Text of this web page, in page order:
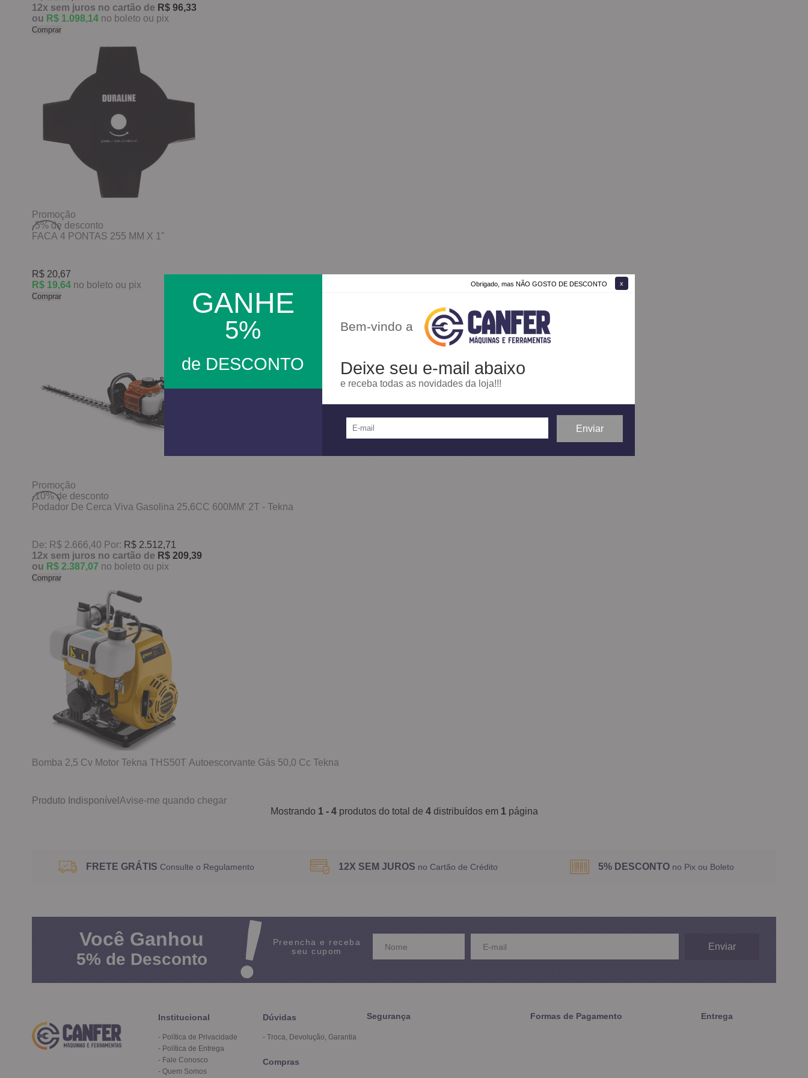
Obrigado, mas NÃO GOSTO DE DESCONTO
GANHE
5%
de DESCONTO
Bem-vindo a
Deixe seu e-mail abaixo
e receba todas as novidades da loja!!!
12x sem jurosno cartãodeR$ 96,33
ou R$ 1.098,14 no boleto ou pix
Comprar
Promoção
-5% de desconto
FACA 4 PONTAS 255 MM X 1"
R$ 20,67
R$ 19,64
no boleto ou pix
Comprar
Promoção
-10% de desconto
Podador De Cerca Viva Gasolina 25,6CC 600MM' 2T - Tekna
De: R$ 2.666,40 Por: R$ 2.512,71
12x sem jurosno cartãodeR$ 209,39
ou R$ 2.387,07 no boleto ou pix
Comprar
Bomba 2,5 Cv Motor Tekna THS50T Autoescorvante Gás 50,0 Cc Tekna
Produto IndisponívelAvise-me quando chegar
Mostrando1 - 4produtos do total de4distribuídos em1página
FRETE GRÁTIS Consulte o Regulamento 12X SEM JUROS no Cartão de Crédito 5% DESCONTO no Pix ou Boleto
VocêGanhou
5%de Desconto
Preencha e receba
seu cupom
Institucional
Política de Privacidade
Política de Entrega
Fale Conosco
Quem Somos
Dúvidas
Troca, Devolução, Garantia
Compras
Segurança Formas de Pagamento Entrega